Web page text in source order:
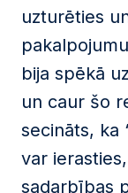
uzturēties
bija spēkā
un caur šo
secināts, ka
var
sadarbības